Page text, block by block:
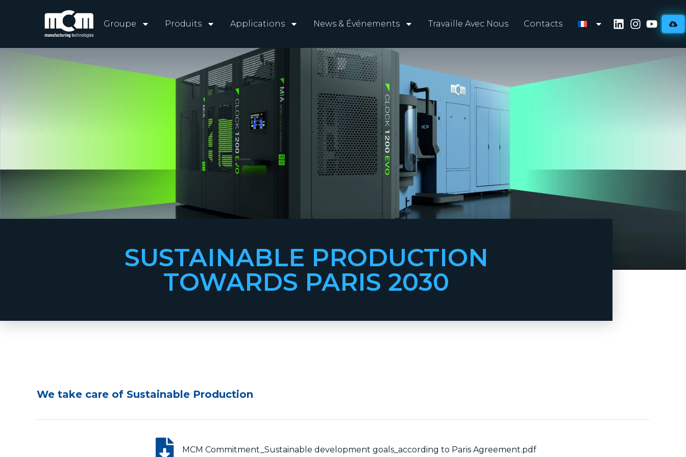
Groupe Produits Applications News & Événements Travaille Avec Nous Contacts
SUSTAINABLE PRODUCTION
TOWARDS PARIS 2030
We take care of Sustainable Production
MCM Commitment_Sustainable development goals_according to Paris Agreement.pdf